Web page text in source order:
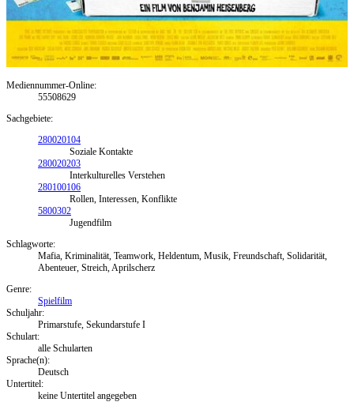
Mediennummer-Online:
55508629
Sachgebiete:
280020104
Soziale Kontakte
280020203
Interkulturelles Verstehen
280100106
Rollen, Interessen, Konflikte
5800302
Jugendfilm
Schlagworte:
Mafia, Kriminalität, Teamwork, Heldentum, Musik, Freundschaft, Solidarität,
Abenteuer, Streich, Aprilscherz
Genre:
Spielfilm
Schuljahr:
Primarstufe, Sekundarstufe I
Schulart:
alle Schularten
Sprache(n):
Deutsch
Untertitel:
keine Untertitel angegeben